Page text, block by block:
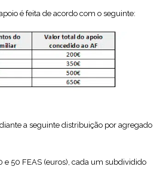
é feita de acordo com o seguinte:
a seguinte distribuição por agregado
e 50 FEAS (euros), cada um subdividido